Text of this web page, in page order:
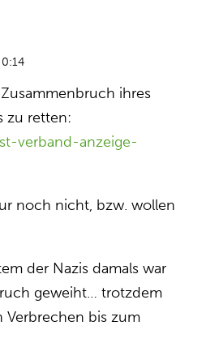
ihres
zu retten:
verband-anzeige-
noch nicht, bzw. wollen
der Nazis damals war
geweiht… trotzdem
Verbrechen bis zum